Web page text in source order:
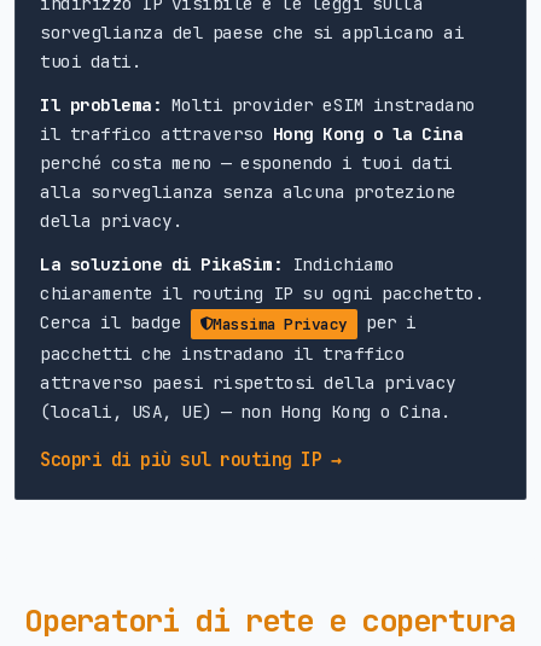
sorveglianza del paese che si applicano ai
tuoi dati.
Il problema: Molti provider eSIM instradano
il traffico attraverso Hong Kong o la Cina
perché costa meno — esponendo i tuoi dati
alla sorveglianza senza alcuna protezione
della privacy.
La soluzione di PikaSim:
Indichiamo
chiaramente il routing IP su ogni pacchetto.
Cerca il badge
Massima Privacy
per i
pacchetti che instradano il traffico
attraverso paesi rispettosi della privacy
(locali, USA, UE) — non Hong Kong o Cina.
Scopri di più sul routing IP →
Operatori di rete e copertura